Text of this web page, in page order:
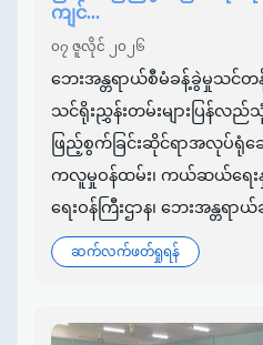
ကျင်...
၀၇ ဇူလိုင် ၂၀၂၆
ဘေးအန္တရာယ်စီမံခန့်ခွဲမှုသင်တ
သင်ရိုးညွှန်းတမ်းများပြန်လည်
ဖြည့်စွက်ခြင်းဆိုင်ရာအလုပ်ရုံဆွ
ကလူမှုဝန်ထမ်း၊ ကယ်ဆယ်ရေးနှ
ရေးဝန်ကြီးဌာန၊ ဘေးအန္တရာ
ဆက်လက်ဖတ်ရှုရန်